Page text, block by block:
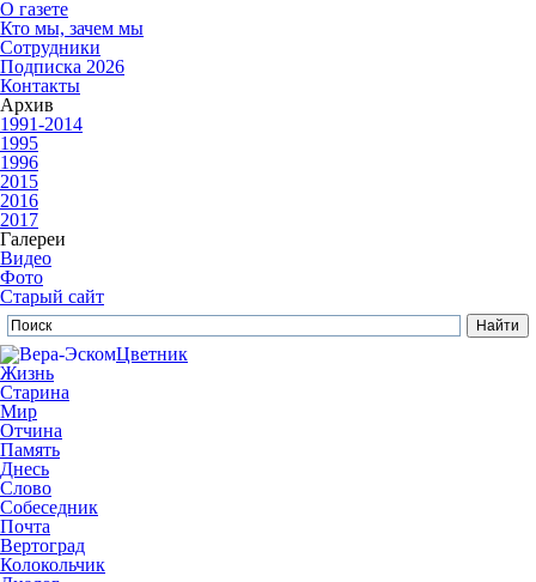
О газете
Кто мы, зачем мы
Сотрудники
Подписка 2026
Контакты
Архив
1991-2014
1995
1996
2015
2016
2017
Галереи
Видео
Фото
Старый сайт
Цветник
Жизнь
Старина
Мир
Отчина
Память
Днесь
Слово
Собеседник
Почта
Вертоград
Колокольчик